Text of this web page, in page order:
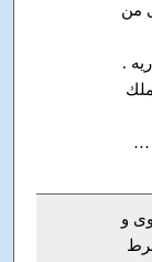
من
.
…
و